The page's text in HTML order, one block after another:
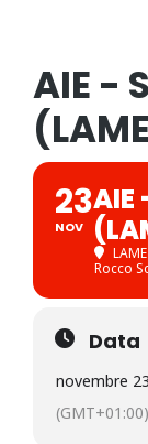
AIE -
23
NOV
AIE
Rocco
Data
novembre
(GMT+01:00)